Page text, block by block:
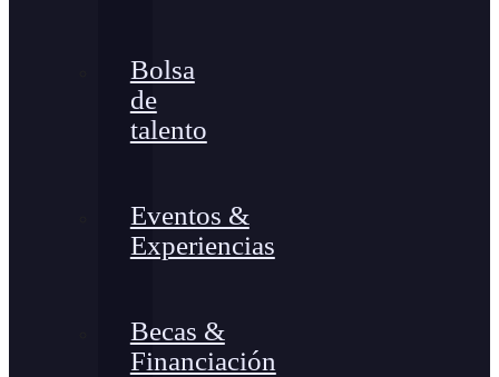
Bolsa
de
talento
Eventos &
Experiencias
Becas &
Financiación